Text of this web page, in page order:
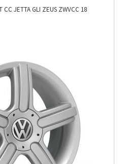
CC JETTA GLI ZEUS ZWVCC 18